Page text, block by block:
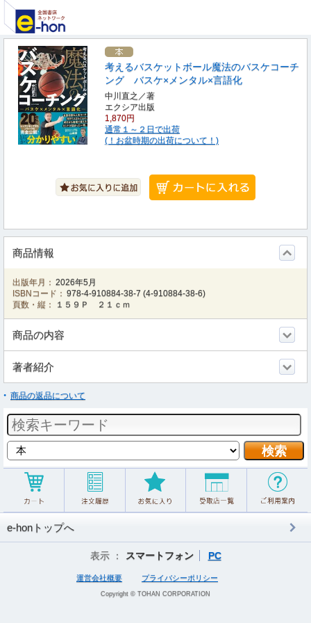
考えるバスケットボール魔法のバスケコーチ
ング バスケ×メンタル×言語化
中川直之／著
エクシア出版
1,870円
通常１～２日で出荷
(！お盆時期の出荷について！)
商品情報
出版年月： 2026年5月
ISBNコード： 978-4-910884-38-7 (4-910884-38-6)
頁数・縦：
１５９Ｐ ２１ｃｍ
商品の内容
著者紹介
商品の返品について
e-honトップへ
表示 ： スマートフォン PC
運営会社概要 プライバシーポリシー
Copyright © TOHAN CORPORATION